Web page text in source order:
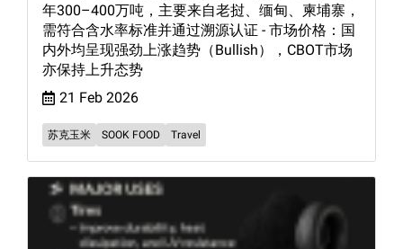
年300–400万吨，主要来自老挝、缅甸、柬埔寨，
需符合含水率标准并通过溯源认证 - 市场价格：国
内外均呈现强劲上涨趋势（Bullish），CBOT市场
亦保持上升态势
21 Feb 2026
苏克玉米 SOOK FOOD Travel